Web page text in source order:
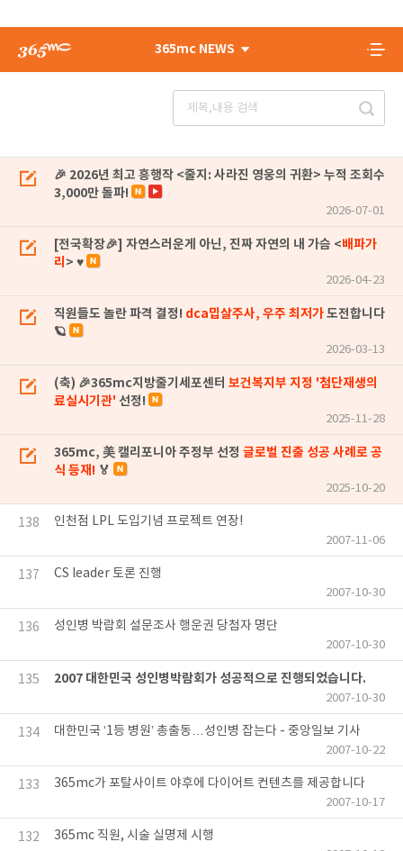
365mc NEWS
🎉 2026년 최고 흥행작 <줄지: 사라진 영웅의 귀환> 누적 조회수
3,000만 돌파!
2026-07-01
[전국확장🎉] 자연스러운게 아닌, 진짜 자연의 내 가슴 <배파가
리 > ♥
2026-04-23
직원들도 놀란 파격 결정! dca밉살주사, 우주 최저가도전합니다
🪐
2026-03-13
(축) 🎉365mc지방줄기세포센터 보건복지부 지정 '첨단재생의
료실시기관' 선정!
2025-11-28
365mc, 美 캘리포니아 주정부 선정 글로벌 진출 성공 사례로 공
식 등재! 🏅
2025-10-20
138 인천점 LPL 도입기념 프로젝트 연장!
2007-11-06
137 CS leader 토론 진행
2007-10-30
136 성인병 박람회 설문조사 행운권 당첨자 명단
2007-10-30
135 2007 대한민국 성인병박람회가 성공적으로 진행되었습니다.
2007-10-30
134 대한민국 ‘1등 병원’ 총출동…성인병 잡는다 - 중앙일보 기사
2007-10-22
133 365mc가 포탈사이트 야후에 다이어트 컨텐츠를 제공합니다
2007-10-17
132 365mc 직원, 시술 실명제 시행